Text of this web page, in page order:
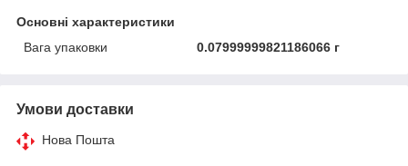
Основні характеристики
Вага упаковки
0.07999999821186066 г
Умови доставки
Нова Пошта